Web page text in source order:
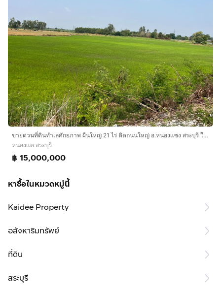
ขายด่วนที่ดินทำเลศักยภาพ ผืนใหญ่ 21 ไร่ ติดถนนใหญ่ อ.หนองแซง สระบุรี ใกล้มอเตอร์เวย์ M6 และนิคมอุตสาหกรรมหนองแค
หนองแค สระบุรี
฿ 15,000,000
หาซื้อในหมวดหมู่นี้
Kaidee Property
อสังหาริมทรัพย์
ที่ดิน
สระบุรี